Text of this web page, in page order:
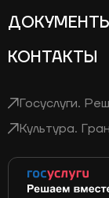
КОНТАКТЫ
Госуслуги.
Культура.